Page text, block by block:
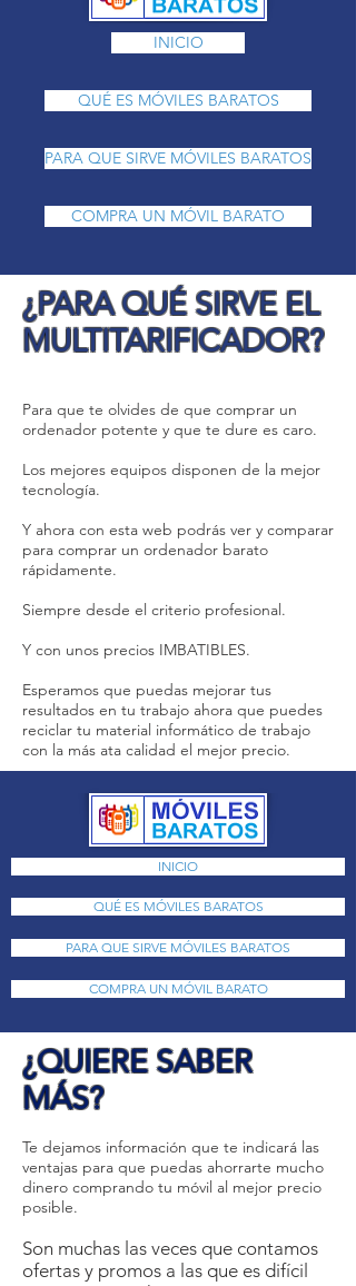
INICIO
QUÉ ES MÓVILES BARATOS
PARA QUE SIRVE MÓVILES BARATOS
COMPRA UN MÓVIL BARATO
¿PARA QUÉ SIRVE EL
MULTITARIFICADOR?
Para que te olvides de que comprar un
ordenador potente y que te dure es caro.
Los mejores equipos disponen de la mejor
tecnología.
Y ahora con esta web podrás ver y comparar
para comprar un ordenador barato
rápidamente.
Siempre desde el criterio profesional.
Y con unos precios IMBATIBLES.
Esperamos que puedas mejorar tus
resultados en tu trabajo ahora que puedes
reciclar tu material informático de trabajo
con la más ata calidad el mejor precio.
INICIO
QUÉ ES MÓVILES BARATOS
PARA QUE SIRVE MÓVILES BARATOS
COMPRA UN MÓVIL BARATO
¿QUIERE SABER
MÁS?
Te dejamos información que te indicará las
ventajas para que puedas ahorrarte mucho
dinero comprando tu móvil al mejor precio
posible.
Son muchas las veces que contamos
ofertas y promos a las que es difícil